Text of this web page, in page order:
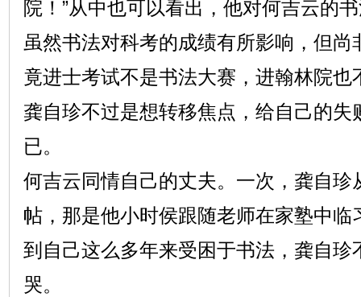
院！”从中也可以看出，他对何吉云的
虽然书法对科考的成绩有所影响，但
竟进士考试不是书法大赛，进翰林院也
龚自珍不过是想转移焦点，给自己的失
已。
何吉云同情自己的丈夫。一次，龚自珍
帖，那是他小时侯跟随老师在家塾中临
到自己这么多年来受困于书法，龚自珍
哭。